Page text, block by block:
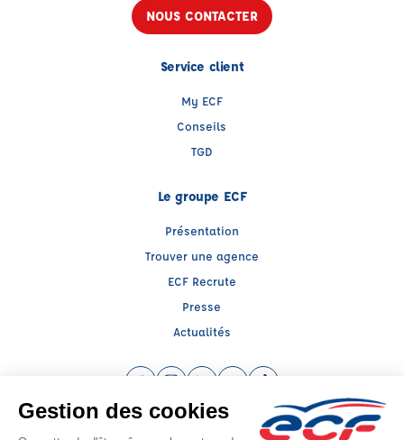
NOUS CONTACTER
Service client
My ECF
Conseils
TGD
Le groupe ECF
Présentation
Trouver une agence
ECF Recrute
Presse
Actualités
Instagram (nouvelle fenêtre)
LinkedIn (nouvelle fenêtre)
YouTube (nouvelle fenêtre)
TikTok (nouvelle
Raison sociale : AEGO FORMATION - Capital social: 5000€